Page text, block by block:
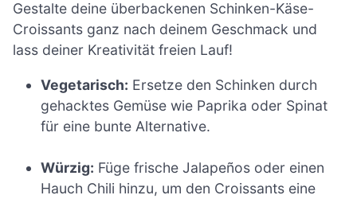
Gestalte deine überbackenen Schinken-Käse-
Croissants ganz nach deinem Geschmack und
lass deiner Kreativität freien Lauf!
Vegetarisch: Ersetze den Schinken durch
gehacktes Gemüse wie Paprika oder Spinat
für eine bunte Alternative.
Würzig: Füge frische Jalapeños oder einen
Hauch Chili hinzu, um den Croissants eine